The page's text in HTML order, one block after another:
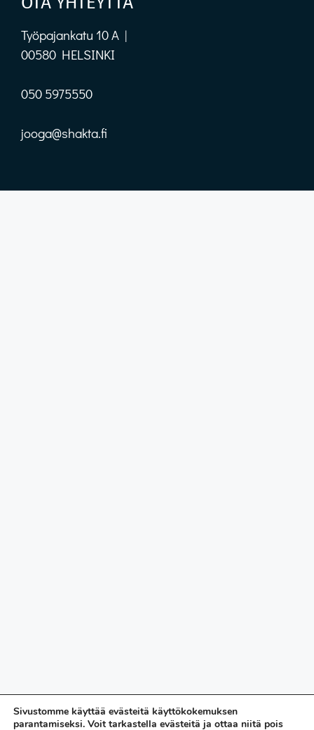
Työpajankatu 10 A |
00580 HELSINKI
050 5975550
jooga@shakta.fi
Sivustomme käyttää evästeitä käyttökokemuksen
parantamiseksi. Voit tarkastella evästeitä ja ottaa niitä pois